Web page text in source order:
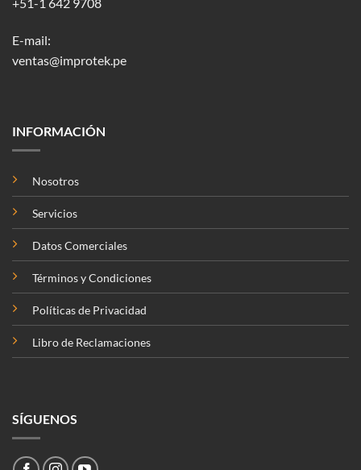
E-mail:
ventas@improtek.pe
INFORMACIÓN
Nosotros
Servicios
Datos Comerciales
Términos y Condiciones
Políticas de Privacidad
Libro de Reclamaciones
SÍGUENOS